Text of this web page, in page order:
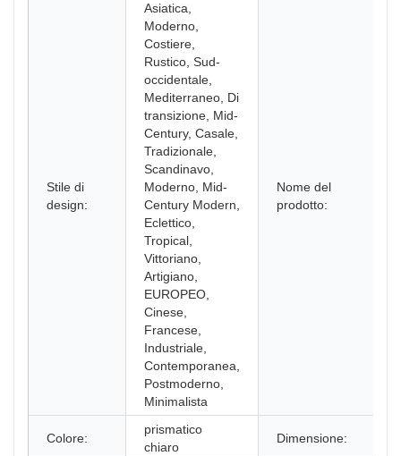
Stile di
design:
Asiatica,
Moderno,
Costiere,
Rustico, Sud-
occidentale,
Mediterraneo, Di
transizione, Mid-
Century, Casale,
Tradizionale,
Scandinavo,
Moderno, Mid-
Century Modern,
Eclettico,
Tropical,
Vittoriano,
Artigiano,
EUROPEO,
Cinese,
Francese,
Industriale,
Contemporanea,
Postmoderno,
Minimalista
Nome del
prodotto:
Colore:
prismatico
chiaro
Dimensione: